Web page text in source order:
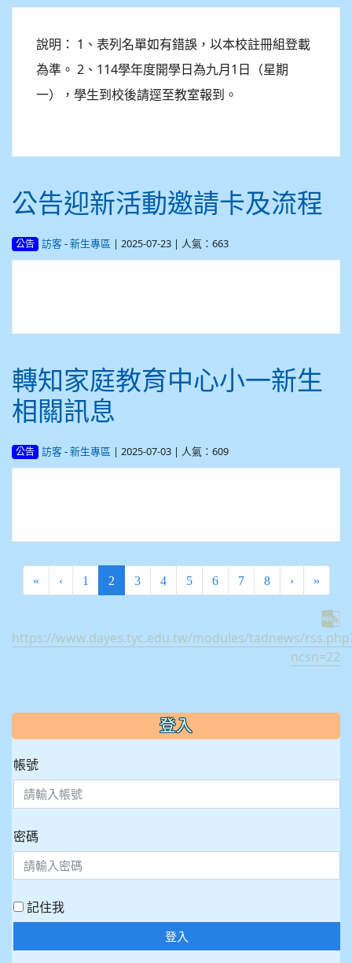
說明： 1、表列名單如有錯誤，以本校註冊組登載
為準。 2、114學年度開學日為九月1日（星期
一），學生到校後請逕至教室報到。
公告迎新活動邀請卡及流程
公告 訪客 - 新生專區 | 2025-07-23 | 人氣：663
轉知家庭教育中心小一新生
相關訊息
公告 訪客 - 新生專區 | 2025-07-03 | 人氣：609
« ‹ 1 2(current)
3 4 5 6 7 8 › »
https://www.dayes.tyc.edu.tw/modules/tadnews/
ncsn=22
::: 登入
帳號
密碼
記住我
登入